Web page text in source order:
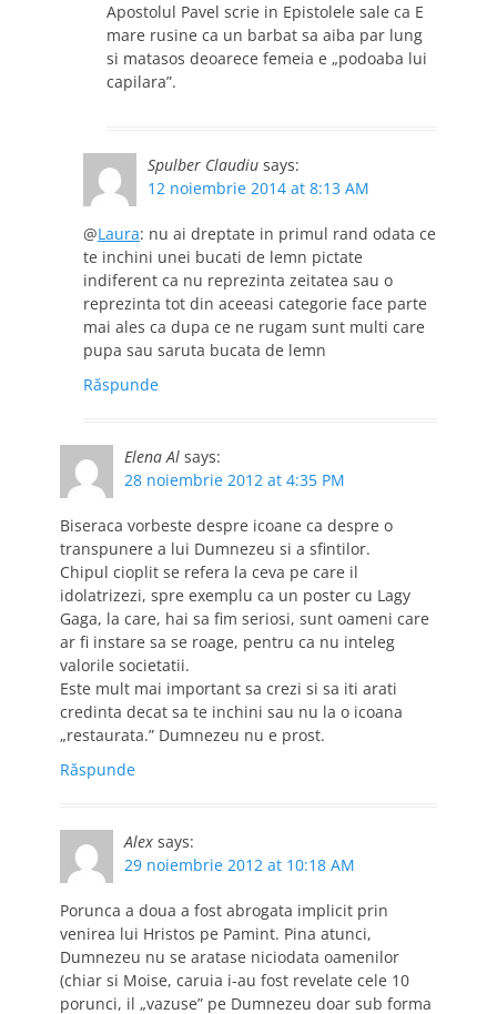
Apostolul Pavel scrie in Epistolele sale ca E
mare rusine ca un barbat sa aiba par lung
si matasos deoarece femeia e „podoaba lui
capilara”.
Spulber Claudiu says:
12 noiembrie 2014 at 8:13 AM
@Laura: nu ai dreptate in primul rand odata ce
te inchini unei bucati de lemn pictate
indiferent ca nu reprezinta zeitatea sau o
reprezinta tot din aceeasi categorie face parte
mai ales ca dupa ce ne rugam sunt multi care
pupa sau saruta bucata de lemn
Răspunde
Elena Al says:
28 noiembrie 2012 at 4:35 PM
Biseraca vorbeste despre icoane ca despre o
transpunere a lui Dumnezeu si a sfintilor.
Chipul cioplit se refera la ceva pe care il
idolatrizezi, spre exemplu ca un poster cu Lagy
Gaga, la care, hai sa fim seriosi, sunt oameni care
ar fi instare sa se roage, pentru ca nu inteleg
valorile societatii.
Este mult mai important sa crezi si sa iti arati
credinta decat sa te inchini sau nu la o icoana
„restaurata.” Dumnezeu nu e prost.
Răspunde
Alex says:
29 noiembrie 2012 at 10:18 AM
Porunca a doua a fost abrogata implicit prin
venirea lui Hristos pe Pamint. Pina atunci,
Dumnezeu nu se aratase niciodata oamenilor
(chiar si Moise, caruia i-au fost revelate cele 10
porunci, il „vazuse” pe Dumnezeu doar sub forma